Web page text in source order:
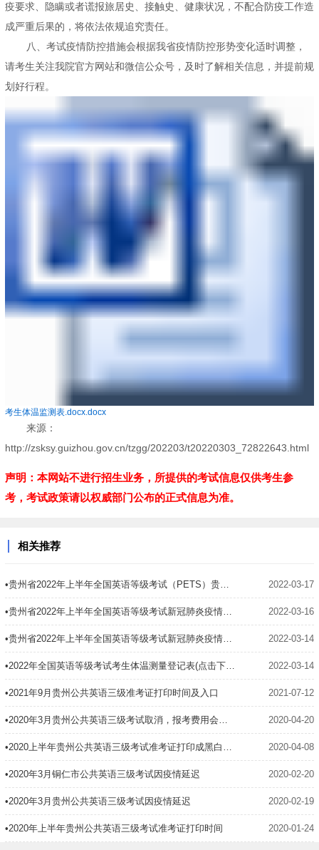
疫要求、隐瞒或者谎报旅居史、接触史、健康状况，不配合防疫工作造
成严重后果的，将依法依规追究责任。
八、考试疫情防控措施会根据我省疫情防控形势变化适时调整，
请考生关注我院官方网站和微信公众号，及时了解相关信息，并提前规
划好行程。
考生体温监测表.docx.docx
来源：
http://zsksy.guizhou.gov.cn/tzgg/202203/t20220303_72822643.html
声明：本网站不进行招生业务，所提供的考试信息仅供考生参
考，考试政策请以权威部门公布的正式信息为准。
相关推荐
•贵州省2022年上半年全国英语等级考试（PETS）贵州师范大学考点温馨提示 2022-03-17
•贵州省2022年上半年全国英语等级考试新冠肺炎疫情防控须知 2022-03-16
•贵州省2022年上半年全国英语等级考试新冠肺炎疫情防控须知 2022-03-14
•2022年全国英语等级考试考生体温测量登记表(点击下载) 2022-03-14
•2021年9月贵州公共英语三级准考证打印时间及入口 2021-07-12
•2020年3月贵州公共英语三级考试取消，报考费用会退吗 2020-04-20
•2020上半年贵州公共英语三级考试准考证打印成黑白的可以吗？ 2020-04-08
•2020年3月铜仁市公共英语三级考试因疫情延迟 2020-02-20
•2020年3月贵州公共英语三级考试因疫情延迟 2020-02-19
•2020年上半年贵州公共英语三级考试准考证打印时间 2020-01-24